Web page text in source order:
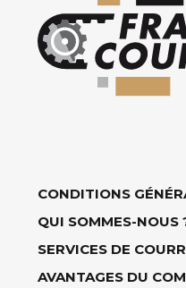
CONDITIONS
QUI SOMMES-NOUS
SERVICES DE
AVANTAGES DU